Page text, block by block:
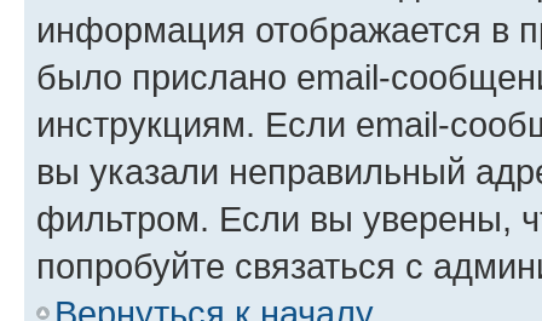
информация отображается в
было прислано email-
инструкциям. Если email-
вы указали неправильный
фильтром. Если вы уверены,
попробуйте связаться с
Вернуться к началу